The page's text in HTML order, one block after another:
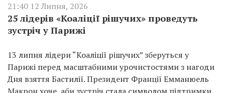
21:40 12 Липня, 2026
25 лідерів «Коаліції рішучих» проведуть
зустріч у Парижі
13 липня лідери “Коаліції рішучих” зберуться у
Парижі перед масштабними урочистостями з нагоди
Дня взяття Бастилії. Президент Франції Емманюель